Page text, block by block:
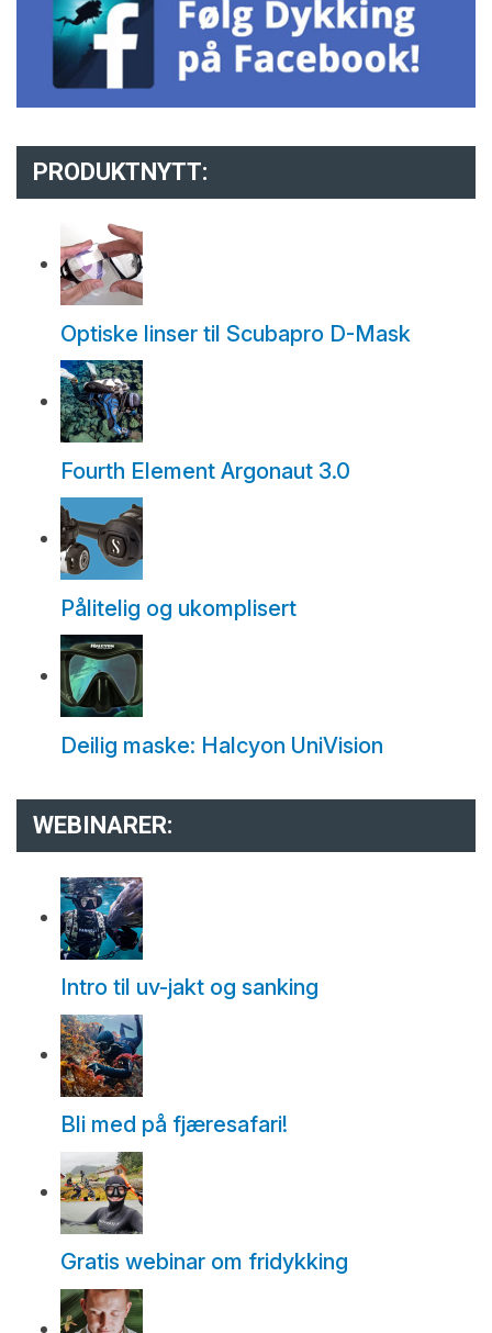
PRODUKTNYTT:
Optiske linser til Scubapro D-Mask
Fourth Element Argonaut 3.0
Pålitelig og ukomplisert
Deilig maske: Halcyon UniVision
WEBINARER:
Intro til uv-jakt og sanking
Bli med på fjæresafari!
Gratis webinar om fridykking